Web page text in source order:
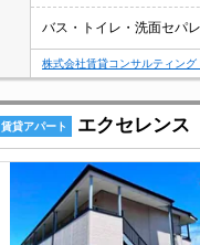
株式会社賃貸コンサルティン
賃貸アパート エクセレンス